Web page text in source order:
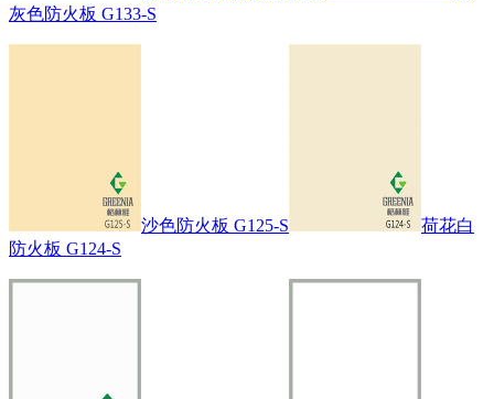
灰色防火板 G133-S
沙色防火板 G125-S
荷花白
防火板 G124-S